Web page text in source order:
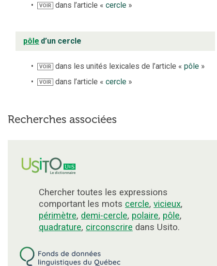
VOIR dans l’article «cercle »
pôle d’un cercle
VOIR dans les unités lexicales de l’article «pôle »
VOIR dans l’article «cercle »
Recherches associées
Chercher toutes les expressions
comportant les mots cercle, vicieux,
périmètre, demi-cercle, polaire, pôle,
quadrature, circonscrire dans Usito.